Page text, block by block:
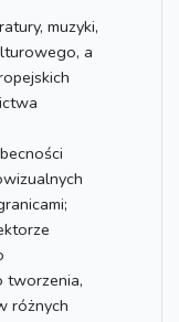
muzyki,
a
tworzenia,
różnych